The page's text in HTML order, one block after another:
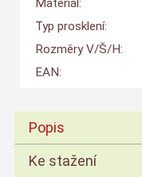
Materiál:
Typ prosklení:
Rozměry V/Š/H:
EAN:
Popis
Ke stažení